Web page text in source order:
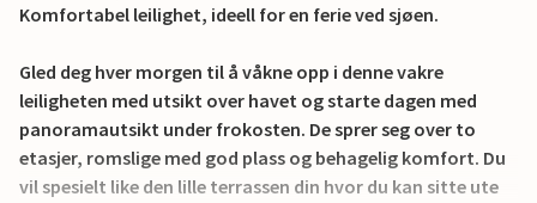
Komfortabel leilighet, ideell for en ferie ved sjøen.
Gled deg hver morgen til å våkne opp i denne vakre
leiligheten med utsikt over havet og starte dagen med
panoramautsikt under frokosten. De sprer seg over to
etasjer, romslige med god plass og behagelig komfort. Du
vil spesielt like den lille terrassen din hvor du kan sitte ute